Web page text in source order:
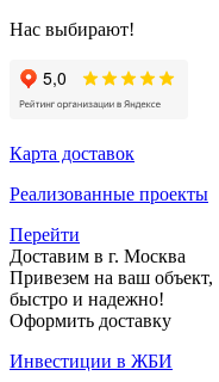
Нас выбирают!
Карта доставок
Реализованные проекты
Перейти
Доставим в г. Москва
Привезем на ваш объект,
быстро и надежно!
Оформить доставку
Инвестиции в ЖБИ